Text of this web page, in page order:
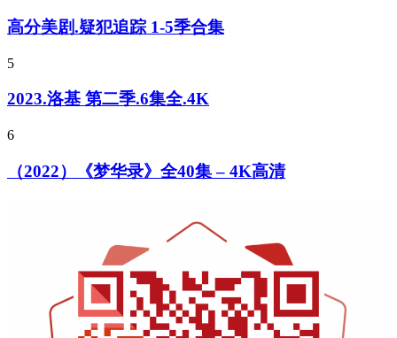
高分美剧.疑犯追踪 1-5季合集
5
2023.洛基 第二季.6集全.4K
6
（2022）《梦华录》全40集 – 4K高清